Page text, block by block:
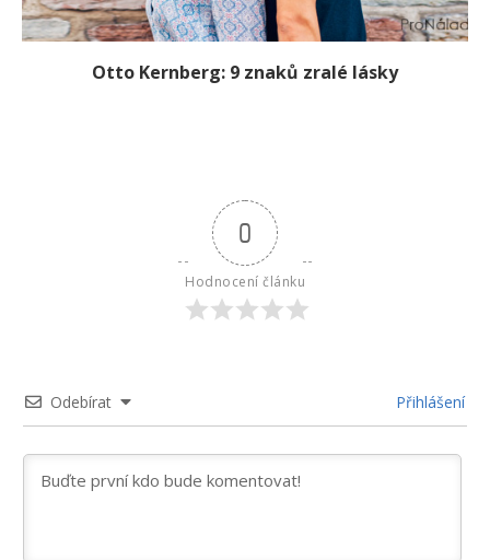
Otto Kernberg: 9 znaků zralé lásky
0
Hodnocení článku
Odebírat Přihlášení